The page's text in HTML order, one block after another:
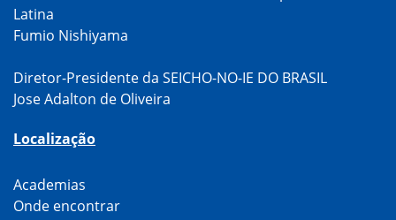
Latina
Fumio Nishiyama
Diretor-Presidente da SEICHO-NO-IE DO BRASIL
Jose Adalton de Oliveira
Localização
Academias
Onde encontrar